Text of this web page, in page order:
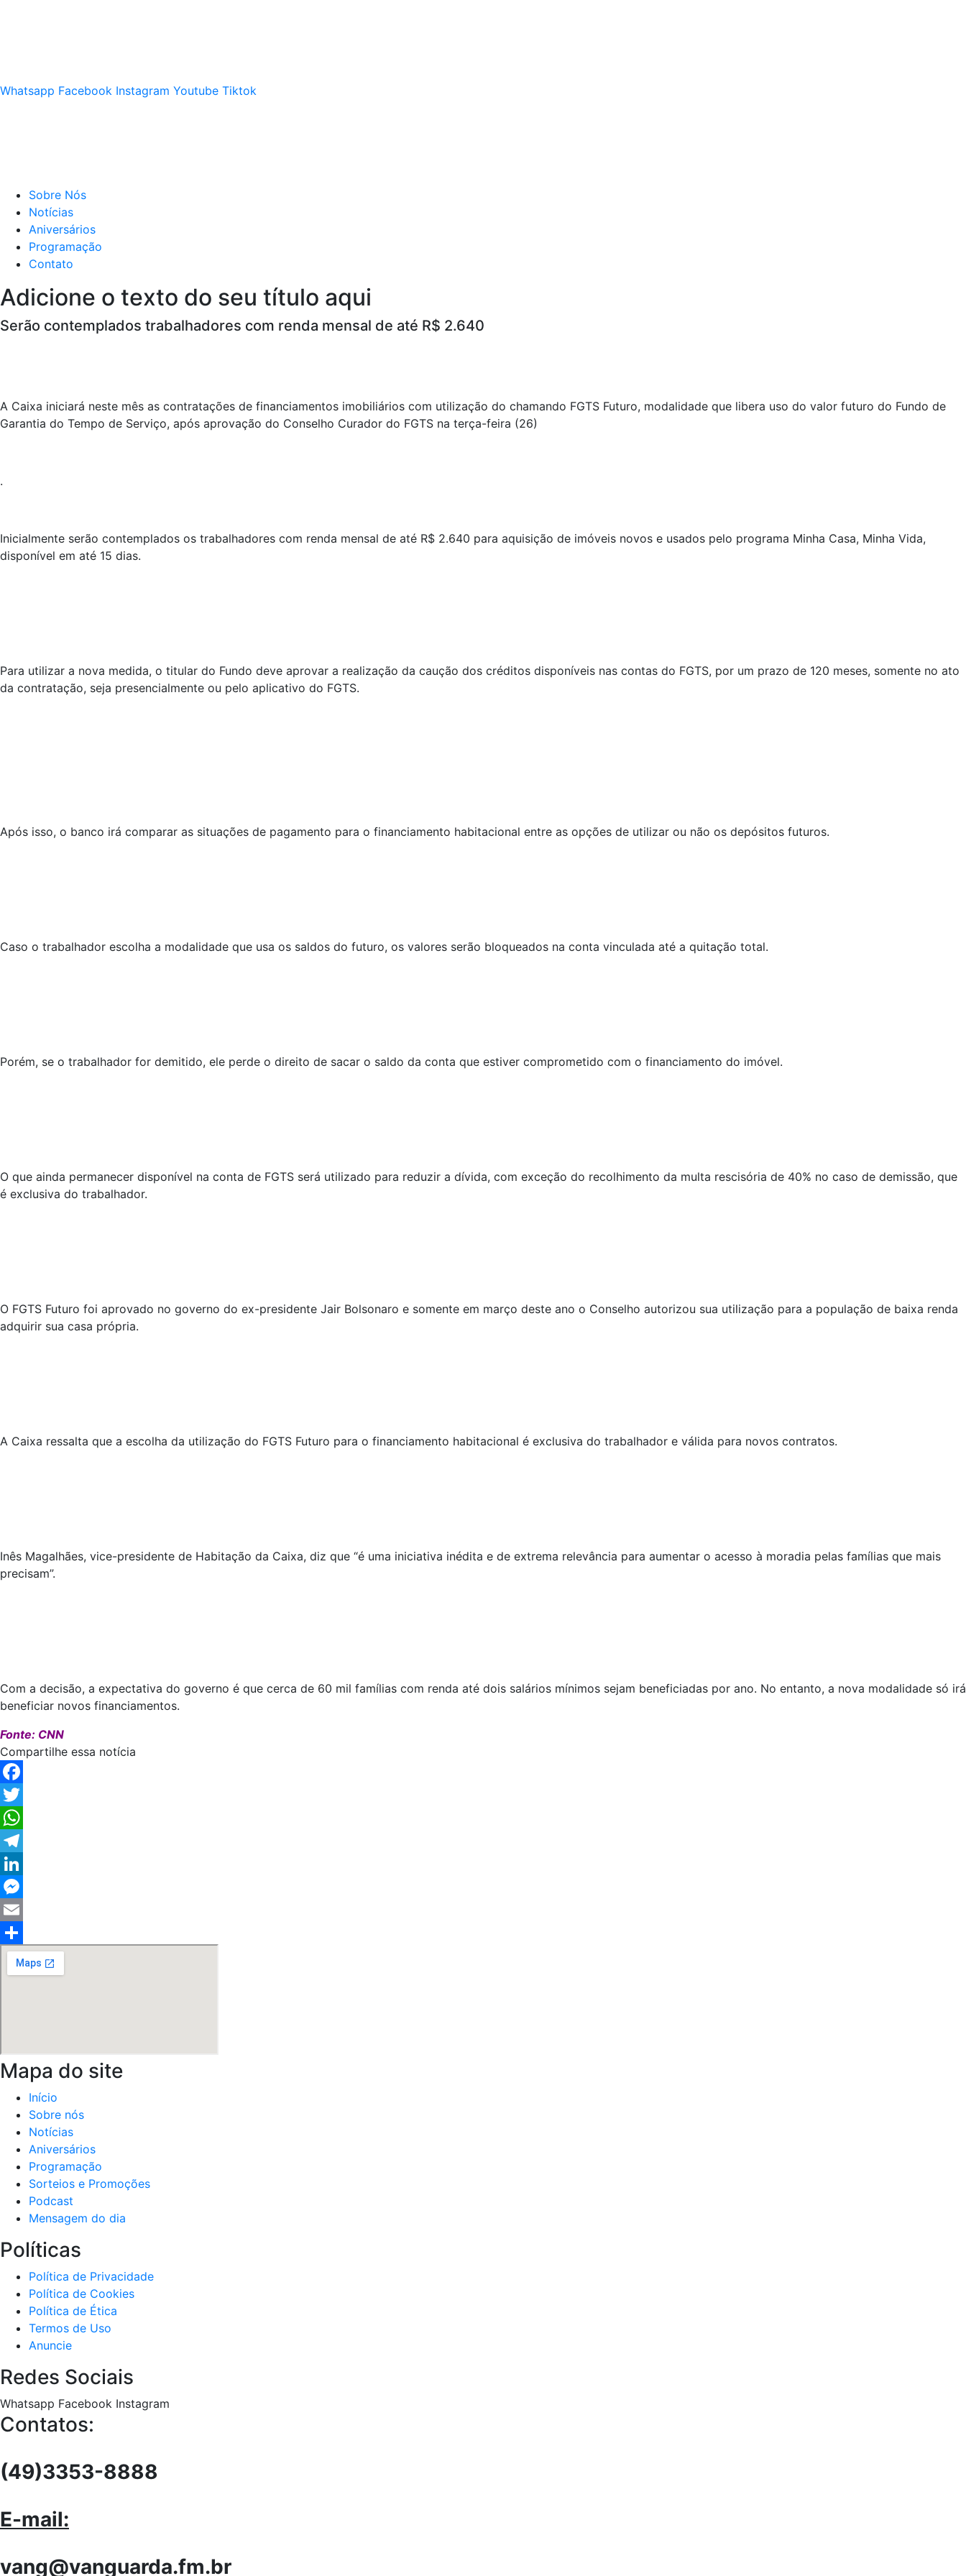
Whatsapp Facebook Instagram Youtube Tiktok
Sobre Nós
Notícias
Aniversários
Programação
Contato
Adicione o texto do seu título aqui
Serão contemplados trabalhadores com renda mensal de até R$ 2.640
A Caixa iniciará neste mês as contratações de financiamentos imobiliários com utilização do chamando FGTS Futuro, modalidade que libera uso do valor futuro do Fundo de
Garantia do Tempo de Serviço, após aprovação do Conselho Curador do FGTS na terça-feira (26)
.
Inicialmente serão contemplados os trabalhadores com renda mensal de até R$ 2.640 para aquisição de imóveis novos e usados pelo programa Minha Casa, Minha Vida,
disponível em até 15 dias.
Para utilizar a nova medida, o titular do Fundo deve aprovar a realização da caução dos créditos disponíveis nas contas do FGTS, por um prazo de 120 meses, somente no ato
da contratação, seja presencialmente ou pelo aplicativo do FGTS.
Após isso, o banco irá comparar as situações de pagamento para o financiamento habitacional entre as opções de utilizar ou não os depósitos futuros.
Caso o trabalhador escolha a modalidade que usa os saldos do futuro, os valores serão bloqueados na conta vinculada até a quitação total.
Porém, se o trabalhador for demitido, ele perde o direito de sacar o saldo da conta que estiver comprometido com o financiamento do imóvel.
O que ainda permanecer disponível na conta de FGTS será utilizado para reduzir a dívida, com exceção do recolhimento da multa rescisória de 40% no caso de demissão, que
é exclusiva do trabalhador.
O FGTS Futuro foi aprovado no governo do ex-presidente Jair Bolsonaro e somente em março deste ano o Conselho autorizou sua utilização para a população de baixa renda
adquirir sua casa própria.
A Caixa ressalta que a escolha da utilização do FGTS Futuro para o financiamento habitacional é exclusiva do trabalhador e válida para novos contratos.
Inês Magalhães, vice-presidente de Habitação da Caixa, diz que “é uma iniciativa inédita e de extrema relevância para aumentar o acesso à moradia pelas famílias que mais
precisam”.
Com a decisão, a expectativa do governo é que cerca de 60 mil famílias com renda até dois salários mínimos sejam beneficiadas por ano. No entanto, a nova modalidade só irá
beneficiar novos financiamentos.
Fonte: CNN
Compartilhe essa notícia
Facebook
Twitter
WhatsApp
Telegram
LinkedIn
Messenger
Email
Share
Mapa do site
Início
Sobre nós
Notícias
Aniversários
Programação
Sorteios e Promoções
Podcast
Mensagem do dia
Políticas
Política de Privacidade
Política de Cookies
Política de Ética
Termos de Uso
Anuncie
Redes Sociais
Whatsapp Facebook Instagram
Contatos:
(49)3353-8888
E-mail:
vang@vanguarda.fm.br